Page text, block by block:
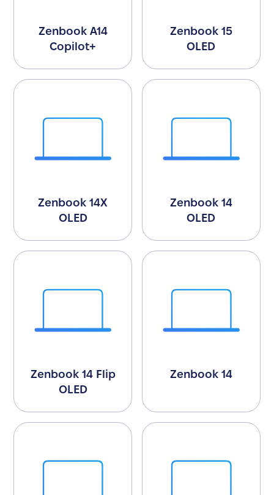
Zenbook A14
Copilot+
Zenbook 15
OLED
Zenbook 14X
OLED
Zenbook 14
OLED
Zenbook 14 Flip
OLED
Zenbook 14